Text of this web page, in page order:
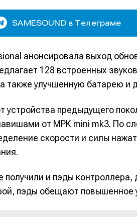
SAMESOUND в Телеграме
анонсировала выход
128 встроенных
также улучшенную батарею и
устройства предыдущего
от MPK mini mk3. По
скорости и силы
получили и пэды контроллера,
пэды обещают повышенное